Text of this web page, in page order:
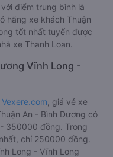
điểm trung bình là
hãng xe khách Thuận
tốt nhất tuyến được
xe Thanh Loan.
Vĩnh Long -
Vexere.com , giá vé xe
An - Bình Dương có
350000 đồng. Trong
chỉ 250000 đồng.
Long - Vĩnh Long